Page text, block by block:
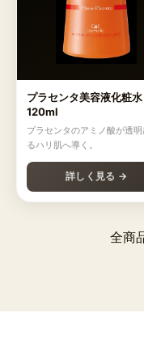
プラセンタ美容液化粧水
120ml
プラセンタのアミノ酸が透明
るハリ肌へ導く。
詳しく見る →
全商